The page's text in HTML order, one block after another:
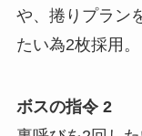
や、捲りプラン
たい為2枚採用。
ボスの指令 2